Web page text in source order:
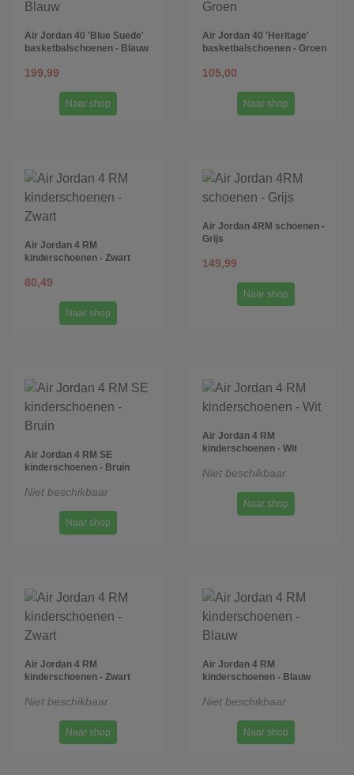
Air Jordan 40 'Blue Suede'
basketbalschoenen - Blauw
199,99
Naar shop
Air Jordan 40 'Heritage'
basketbalschoenen - Groen
105,00
Naar shop
Air Jordan 4 RM
kinderschoenen - Zwart
80,49
Naar shop
Air Jordan 4RM schoenen -
Grijs
149,99
Naar shop
Air Jordan 4 RM SE
kinderschoenen - Bruin
Niet beschikbaar
Naar shop
Air Jordan 4 RM
kinderschoenen - Wit
Niet beschikbaar
Naar shop
Air Jordan 4 RM
kinderschoenen - Zwart
Niet beschikbaar
Naar shop
Air Jordan 4 RM
kinderschoenen - Blauw
Niet beschikbaar
Naar shop